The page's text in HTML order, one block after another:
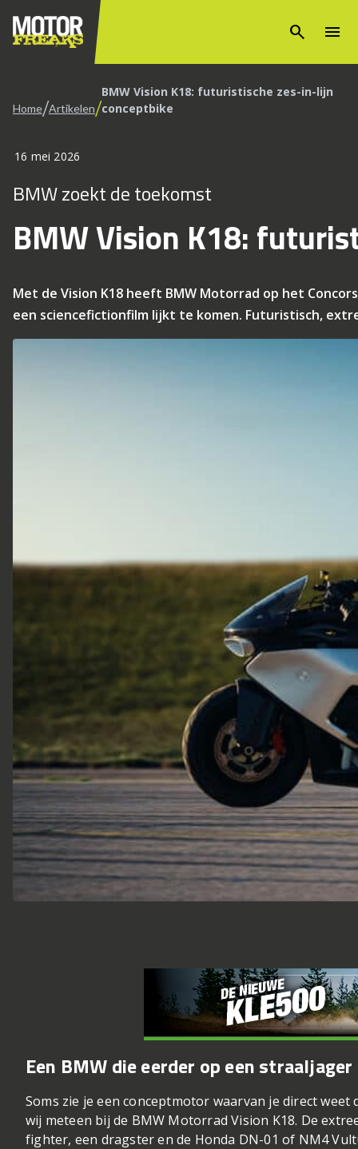
search menu
Home/Artikelen/BMW Vision K18: futuristische zes-in-lijn
conceptbike
16 mei 2026
BMW zoekt de toekomst
BMW Vision K18:
Met de Vision K18 heeft BMW Motorrad op het
een sciencefictionfilm lijkt te komen. Futuristisch,
Een BMW die eerder op een
Soms zie je een conceptmotor waarvan je direct
wij meteen bij de BMW Motorrad Vision K18. De
fighter, een dragster en de Honda DN-01 of NM4